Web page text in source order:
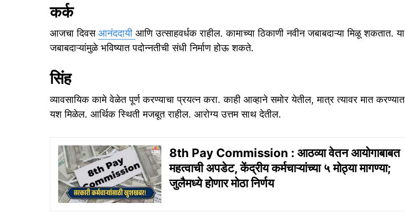
कर्क
आजचा दिवस आनंददायी आणि उत्साहवर्धक राहील. कामाच्या ठिकाणी नवीन जबाबदाऱ्या मिळू शकतात. या
जबाबदाऱ्यांमुळे भविष्यात पदोन्नतीची संधी निर्माण होऊ शकते.
सिंह
व्यावसायिक कामे वेळेत पूर्ण करण्याचा प्रयत्न करा. काही आव्हाने समोर येतील, मात्र त्यावर मात करण्यात
यश मिळेल. आर्थिक स्थिती मजबूत राहील. आरोग्य उत्तम साथ देतील.
8th Pay Commission : आठव्या वेतन आयोगाबाबत
महत्वाची अपडेट, केंद्रीय कर्मचाऱ्यांच्या ५ मोठ्या मागण्या;
जुलैमध्ये होणार मोठा निर्णय